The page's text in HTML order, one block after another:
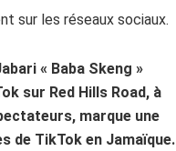
sur les réseaux sociaux.
« Baba Skeng »
sur Red Hills Road, à
marque une
de TikTok en Jamaïque.